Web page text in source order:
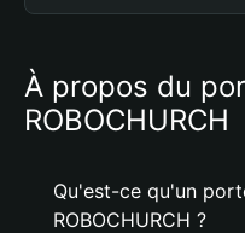
À propos du
ROBOCHURCH
Qu'est-ce qu'un
ROBOCHURCH ?